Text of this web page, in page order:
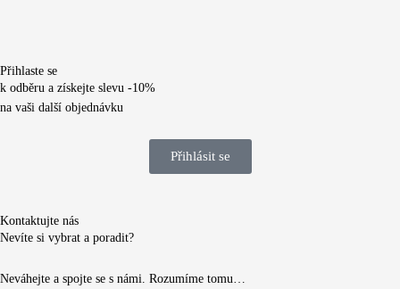
Přihlaste se
k odběru a získejte slevu -10%
na vaši další objednávku
Přihlásit se
Kontaktujte nás
Nevíte si vybrat a poradit?
Neváhejte a spojte se s námi. Rozumíme tomu…